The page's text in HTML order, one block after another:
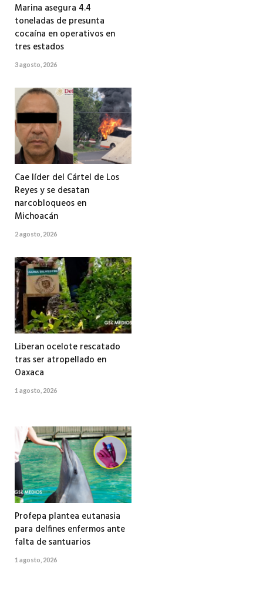
Marina asegura 4.4
toneladas de presunta
cocaína en operativos en
tres estados
3 agosto, 2026
Cae líder del Cártel de Los
Reyes y se desatan
narcobloqueos en
Michoacán
2 agosto, 2026
Liberan ocelote rescatado
tras ser atropellado en
Oaxaca
1 agosto, 2026
Profepa plantea eutanasia
para delfines enfermos ante
falta de santuarios
1 agosto, 2026